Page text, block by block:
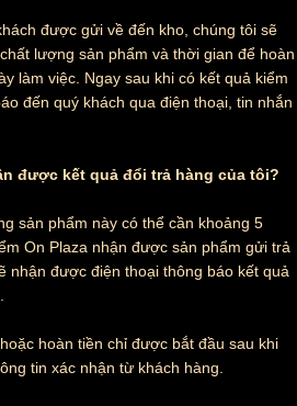
được gửi về đến kho, chúng tôi sẽ
lượng sản phẩm và thời gian để hoàn
làm việc. Ngay sau khi có kết quả kiểm
đến quý khách qua điện thoại, tin nhắn
được kết quả đổi trả hàng của tôi?
sản phẩm này có thể cần khoảng 5
On Plaza nhận được sản phẩm gửi trả
nhận được điện thoại thông báo kết quả
hoàn tiền chỉ được bắt đầu sau khi
tin xác nhận từ khách hàng.